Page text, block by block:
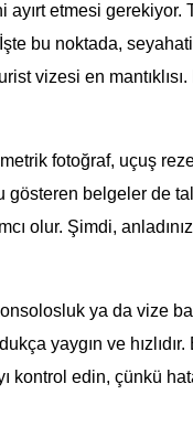
etmesi gerekiyor.
bu noktada,
vizesi en
fotoğraf, uçuş
gösteren belgeler de
olur. Şimdi,
ya da vize
yaygın ve hızlıdır.
kontrol edin, çünkü